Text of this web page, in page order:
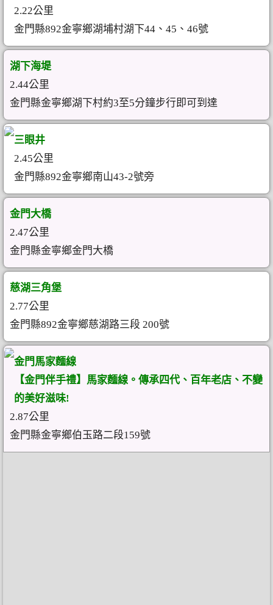
2.22公里
金門縣892金寧鄉湖埔村湖下44、45、46號
湖下海堤
2.44公里
金門縣金寧鄉湖下村約3至5分鐘步行即可到達
三眼井
2.45公里
金門縣892金寧鄉南山43-2號旁
金門大橋
2.47公里
金門縣金寧鄉金門大橋
慈湖三角堡
2.77公里
金門縣892金寧鄉慈湖路三段 200號
金門馬家麵線
【金門伴手禮】馬家麵線。傳承四代、百年老店、不變
的美好滋味!
2.87公里
金門縣金寧鄉伯玉路二段159號